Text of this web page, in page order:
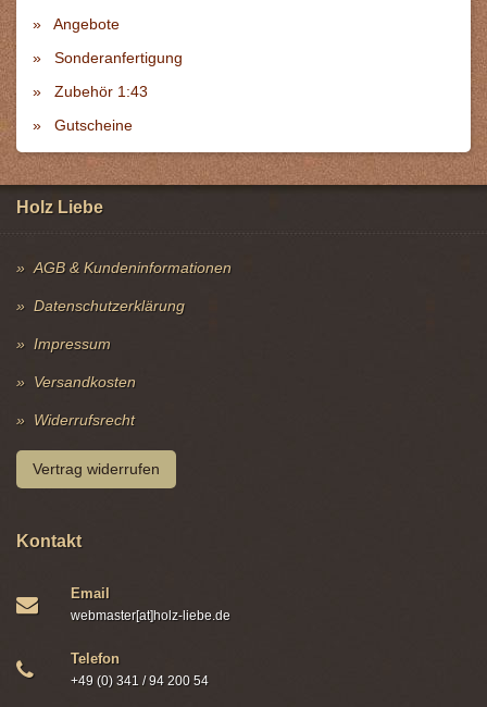
Angebote
Sonderanfertigung
Zubehör 1:43
Gutscheine
Holz Liebe
AGB & Kundeninformationen
Datenschutzerklärung
Impressum
Versandkosten
Widerrufsrecht
Vertrag widerrufen
Kontakt
Email
webmaster[at]holz-liebe.de
Telefon
+49 (0) 341 / 94 200 54